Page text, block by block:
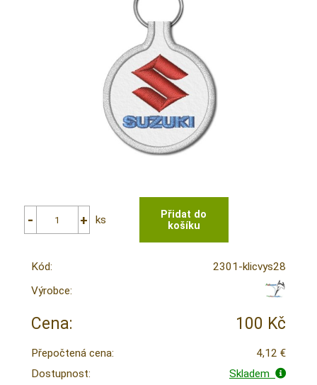
ks
Kód:
2301-klicvys28
Výrobce:
Cena: 100 Kč
Přepočtená cena:
4,12 €
Dostupnost:
Skladem